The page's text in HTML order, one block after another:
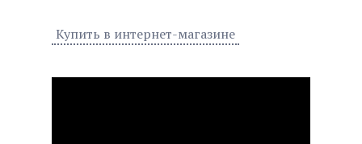
Купить в интернет-магазине